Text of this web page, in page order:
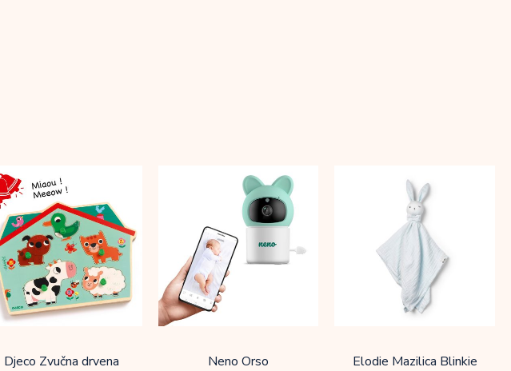
Djeco Zvučna drvena
Neno Orso
Elodie Mazilica Blinkie